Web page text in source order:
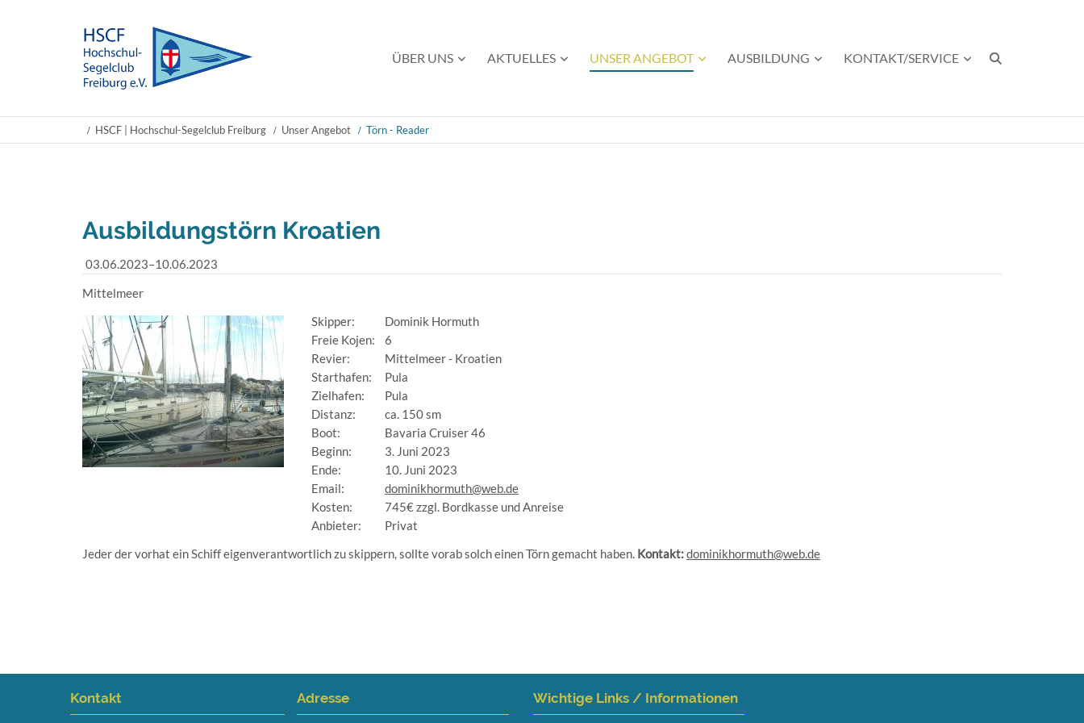
Navigation
ÜBER UNS AKTUELLES UNSER ANGEBOT AUSBILDUNG KONTAKT/SERVICE
HSCF | Hochschul-Segelclub Freiburg Unser Angebot Törn - Reader
Ausbildungstörn Kroatien
03.06.2023–10.06.2023
Mittelmeer
Skipper:
Dominik Hormuth
Freie Kojen:6
Revier:
Mittelmeer - Kroatien
Starthafen:
Pula
Zielhafen:
Pula
Distanz:
ca. 150 sm
Boot:
Bavaria Cruiser 46
Beginn:
3. Juni 2023
Ende:
10. Juni 2023
Email:
dominikhormuth@web.de
Kosten:
745€ zzgl. Bordkasse und Anreise
Anbieter:
Privat
Jeder der vorhat ein Schiff eigenverantwortlich zu skippern, sollte vorab solch einen Törn gemacht haben. Kontakt:dominikhormuth@web.de
Kontakt Adresse Wichtige Links / Informationen